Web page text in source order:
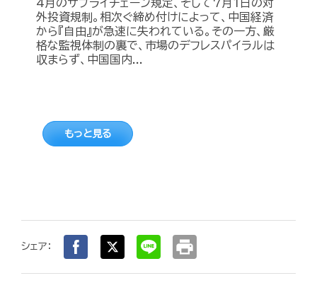
4月のサプライチェーン規定、そして7月1日の対
外投資規制。相次ぐ締め付けによって、中国経済
から『自由』が急速に失われている。その一方、厳
格な監視体制の裏で、市場のデフレスパイラルは
収まらず、中国国内...
もっと見る
シェア： print